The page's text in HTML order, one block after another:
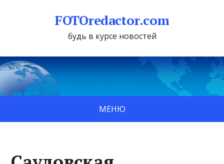
FOTOredactor.com
будь в курсе новостей
МЕНЮ